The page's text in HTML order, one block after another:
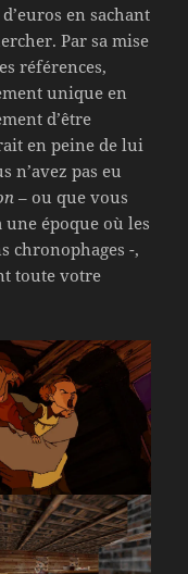
en sachant
Par sa mise
références,
unique en
d’être
en peine de lui
n’avez pas eu
– ou que vous
époque où les
chronophages -,
toute votre